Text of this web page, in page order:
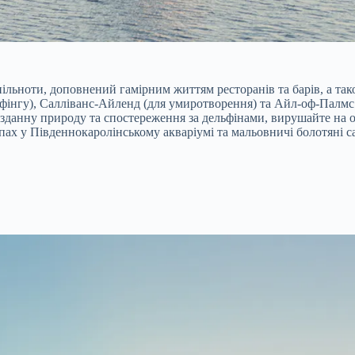
доповнений гамірним життям ресторанів та барів, а
Салліванс-Айленд (для умиротворення) та Айл-оф-
природу та спостереження за дельфінами, вирушайте
Південнокаролінському акваріумі та мальовничі болотяні